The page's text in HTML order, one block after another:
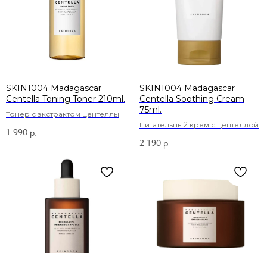
SKIN1004 Madagascar
Centella Toning Toner 210ml.
Тонер с экстрактом центеллы
1 990 р.
SKIN1004 Madagascar
Centella Soothing Cream
75ml.
Питательный крем с центеллой
2 190 р.